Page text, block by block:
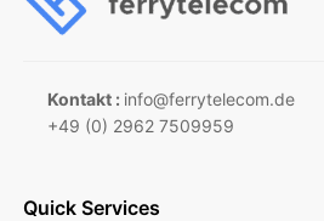
Kontakt : info@ferrytelecom.de
+49 (0) 2962 7509959
Quick Services